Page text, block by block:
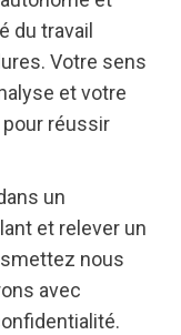
du travail
Votre sens
et votre
réussir
un
et relever un
nous
avec